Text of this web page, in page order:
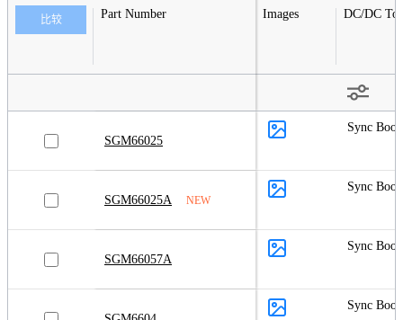
比较 Part Number Images DC/DC
SGM66025
Sync
SGM66025A NEW
Sync
SGM66057A
Sync
Sync